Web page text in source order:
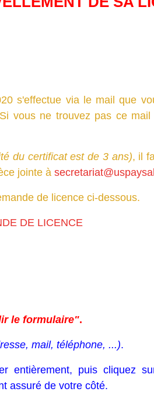
s'effectue via le mail que
Si vous ne trouvez pas ce mail
du certificat est de 3 ans), il
jointe à
de licence ci-dessous.
DE LICENCE
le formulaire".
mail, téléphone, ...).
entièrement, puis cliquez
assuré de votre côté.